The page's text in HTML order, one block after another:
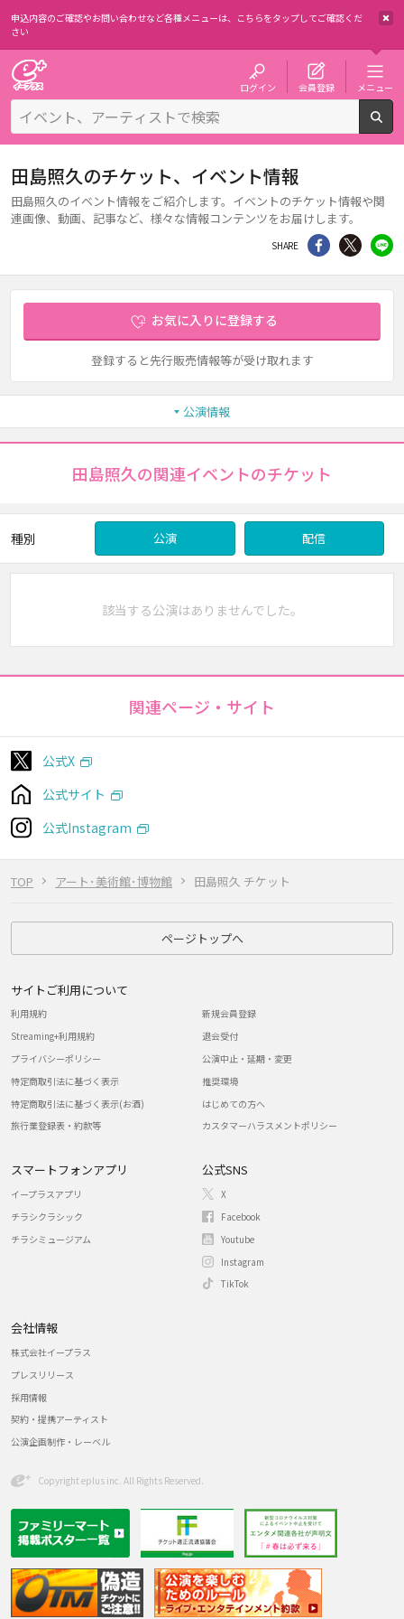
申込内容のご確認やお問い合わせなど各種メニューは、 こちらをタップしてご確認くだ
さい
ログイン 会員登録 メニュー
TOP アート･美術館･博物館 田島照久 チケット
田島照久のチケット、イベント情報
田島照久のイベント情報をご紹介します。イベントのチケット情報や関
連画像、動画、記事など、様々な情報コンテンツをお届けします。
SHARE シェア Twitter
お気に入りに登録する
登録すると先行販売情報等が受け取れます
公演情報
田島照久の関連イベントのチケット
種別 公演 配信
該当する公演はありませんでした。
関連ページ・サイト
公式X
公式サイト
公式Instagram
ページトップへ
サイトご利用について
利用規約
Streaming+利用規約
プライバシーポリシー
特定商取引法に基づく表示
特定商取引法に基づく表示(お酒)
旅行業登録表・約款等
新規会員登録
退会受付
公演中止・延期・変更
推奨環境
はじめての方へ
カスタマーハラスメントポリシー
スマートフォンアプリ
イープラスアプリ
チラシクラシック
チラシミュージアム
公式SNS
X
Facebook
Youtube
Instagram
TikTok
会社情報
株式会社イープラス
プレスリリース
採用情報
契約・提携アーティスト
公演企画制作・レーベル
Copyright eplus inc. All Rights Reserved.